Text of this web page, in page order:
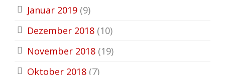
Januar 2019 (9)
Dezember 2018 (10)
November 2018 (19)
Oktober 2018 (7)